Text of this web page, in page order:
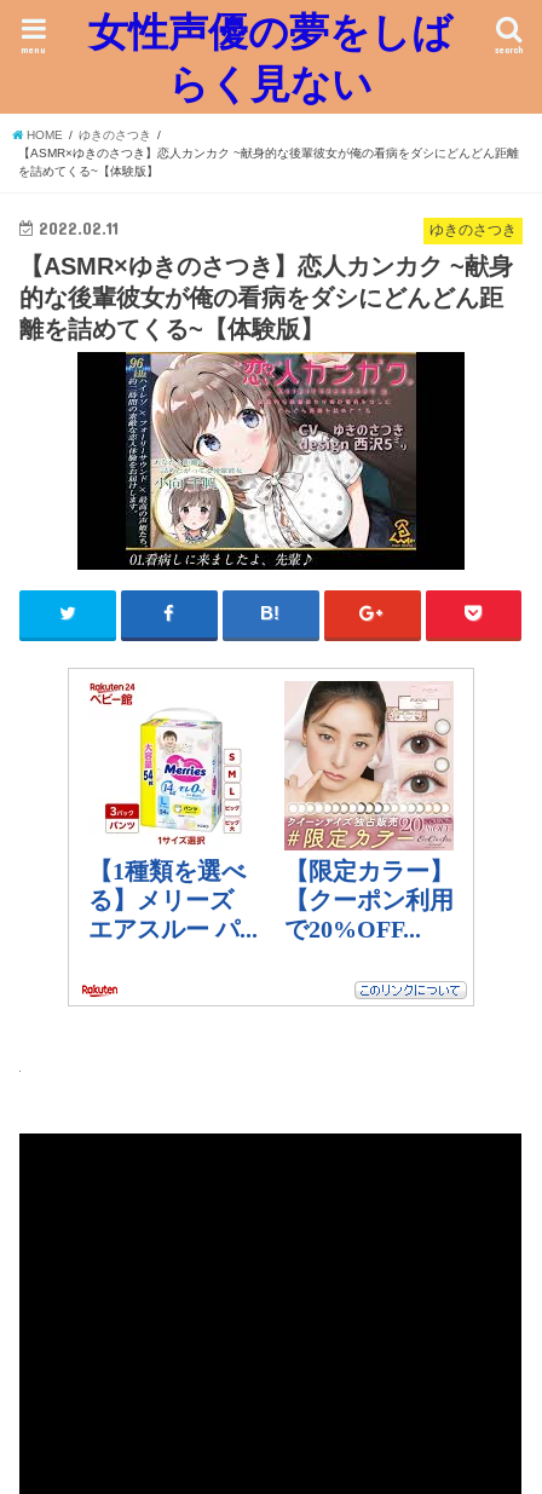
女性声優の夢をしば
らく見ない
search
menu
HOME
ゆきのさつき
【ASMR×ゆきのさつき】恋人カンカク ~献身的な後輩彼女が俺の看病をダシにどんどん距離
を詰めてくる~【体験版】
ゆきのさつき
2022.02.11
【ASMR×ゆきのさつき】恋人カンカク ~献身
的な後輩彼女が俺の看病をダシにどんどん距
離を詰めてくる~【体験版】